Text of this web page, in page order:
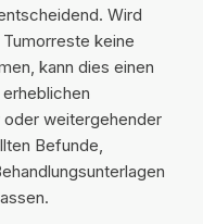
Wird
keine
kann dies einen
oder weitergehender
Befunde,